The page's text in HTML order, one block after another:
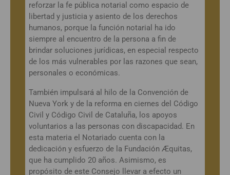
reforzar la fe pública notarial como espacio de
libertad y justicia y asiento de los derechos
humanos, porque la función notarial ha ido
siempre al encuentro de la persona a fin de
brindar soluciones jurídicas, en especial respecto
de los más vulnerables por las razones que sean,
personales o económicas.
También impulsará al hilo de la Convención de
Nueva York y de la reforma en ciernes del Código
Civil y Código Civil de Cataluña, los apoyos
voluntarios a las personas con discapacidad. En
esta materia el Notariado cuenta con la
dedicación y esfuerzo de la Fundación Æquitas,
que ha cumplido 20 años. Asimismo, es
propósito de este Consejo llevar a efecto un